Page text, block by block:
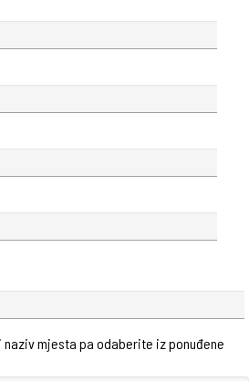
mjesta pa odaberite iz ponuđene